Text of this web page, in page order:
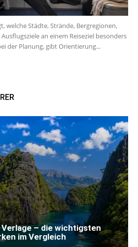
welche Städte, Strände, Bergregionen,
an einem Reiseziel besonders
der Planung, gibt Orientierung...
– die wichtigsten
im Vergleich